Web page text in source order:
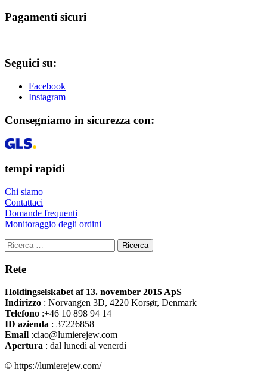
Pagamenti sicuri
Seguici su:
Facebook
Instagram
Consegniamo in sicurezza con:
tempi rapidi
Chi siamo
Contattaci
Domande frequenti
Monitoraggio degli ordini
Ricerca
Rete
Holdingselskabet af 13. november 2015 ApS
Indirizzo : Norvangen 3D, 4220 Korsør, Denmark
Telefono :+46 10 898 94 14
ID azienda : 37226858
Email :ciao@lumierejew.com
Apertura : dal lunedì al venerdì
© https://lumierejew.com/